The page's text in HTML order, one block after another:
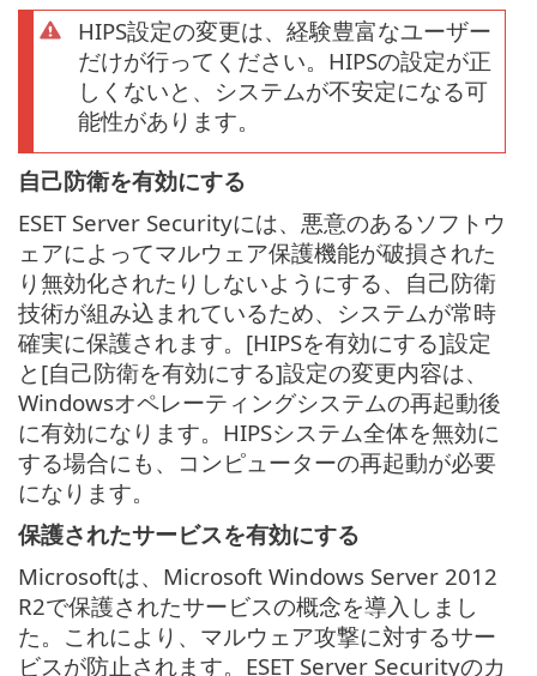
HIPS設定の変更は、経験豊富なユーザー
だけが行ってください。HIPSの設定が正
しくないと、システムが不安定になる可
能性があります。
自己防衛を有効にする
ESET Server Securityには、悪意のあるソフトウ
ェアによってマルウェア保護機能が破損された
り無効化されたりしないようにする、自己防衛
技術が組み込まれているため、システムが常時
確実に保護されます。[HIPSを有効にする]設定
と[自己防衛を有効にする]設定の変更内容は、
Windowsオペレーティングシステムの再起動後
に有効になります。HIPSシステム全体を無効に
する場合にも、コンピューターの再起動が必要
になります。
保護されたサービスを有効にする
Microsoftは、Microsoft Windows Server 2012
R2で保護されたサービスの概念を導入しまし
た。これにより、マルウェア攻撃に対するサー
ビスが防止されます。ESET Server Securityのカ